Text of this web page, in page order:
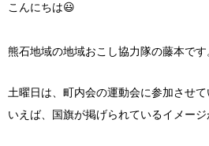
こんにちは😃
熊石地域の地域おこし協力隊の藤本です
土曜日は、町内会の運動会に参加させ
いえば、国旗が掲げられているイメー